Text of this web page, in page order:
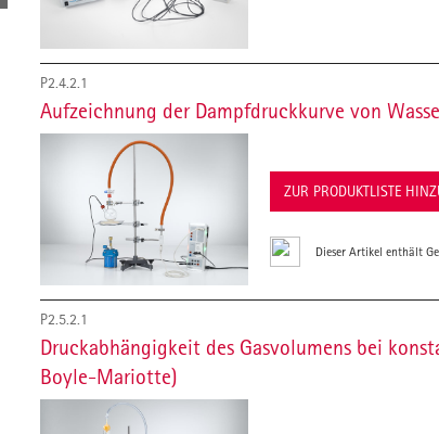
P2.4.2.1
Aufzeichnung der Dampfdruckkurve von
ZUR PRODUKTLISTE
Dieser Artikel enthält
P2.5.2.1
Druckabhängigkeit des Gasvolumens bei
Boyle-Mariotte)